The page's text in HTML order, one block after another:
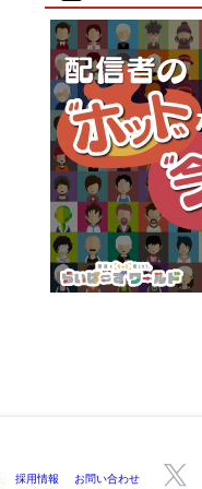
採用情報 お問い合わせ